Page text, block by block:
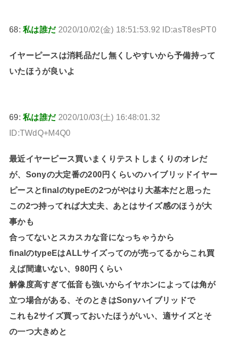
68:私は誰だ 2020/10/02(金) 18:51:53.92 ID:asT8esPT0
イヤーピースは消耗品だし無くしやすいから予備持って
いたほうが良いよ
69:私は誰だ 2020/10/03(土) 16:48:01.32
ID:TWdQ+M4Q0
最近イヤーピース買いまくりテストしまくりのオレだ
が、Sonyの大定番の200円くらいのハイブリッドイヤー
ピースとfinalのtypeEの2つがやはり大基本だと思った
この2つ持ってれば大丈夫、あとはサイズ感のほうが大
事かも
合ってないとスカスカな音になっちゃうから
finalのtypeEはALLサイズってのが売ってるからこれ買
えば間違いない、980円くらい
解像度高すぎて低音も強いからイヤホンによっては角が
立つ場合がある、そのときはSonyハイブリッドで
これも2サイズ買っておいたほうがいい、適サイズとそ
の一つ大きめと